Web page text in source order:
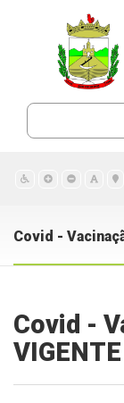
Covid -
Covid -
VIGENTE